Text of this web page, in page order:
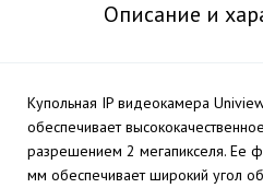
Описание и
Купольная IP видеокамера
обеспечивает
разрешением 2 мегапикселя. Ее
мм обеспечивает широкий угол